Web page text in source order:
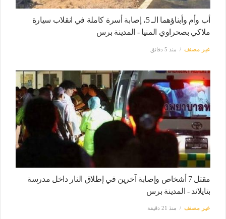
أب وأم وأبناؤهما الـ 5، إصابة أسرة كاملة في انقلاب سيارة
ملاكي بصحراوي المنيا - المدينة برس
غير مصنف منذ 5 دقائق
مقتل 7 أشخاص وإصابة آخرين في إطلاق النار داخل مدرسة
بتايلاند - المدينة برس
غير مصنف منذ 21 دقيقة